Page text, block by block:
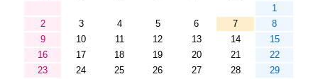
1
2
3 4 5 6 7
8
9
10 11 12 13 14
15
16
17 18 19 20 21
22
23
24 25 26 27 28
29